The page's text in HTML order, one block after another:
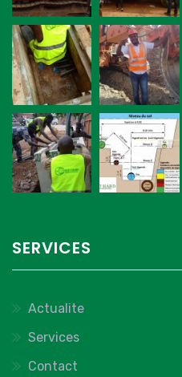
SERVICES
Actualite
Services
Contact